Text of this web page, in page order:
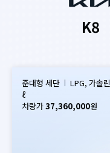
K8
준대형 세단 LPG, 가솔린
ℓ
차량가37,360,000원